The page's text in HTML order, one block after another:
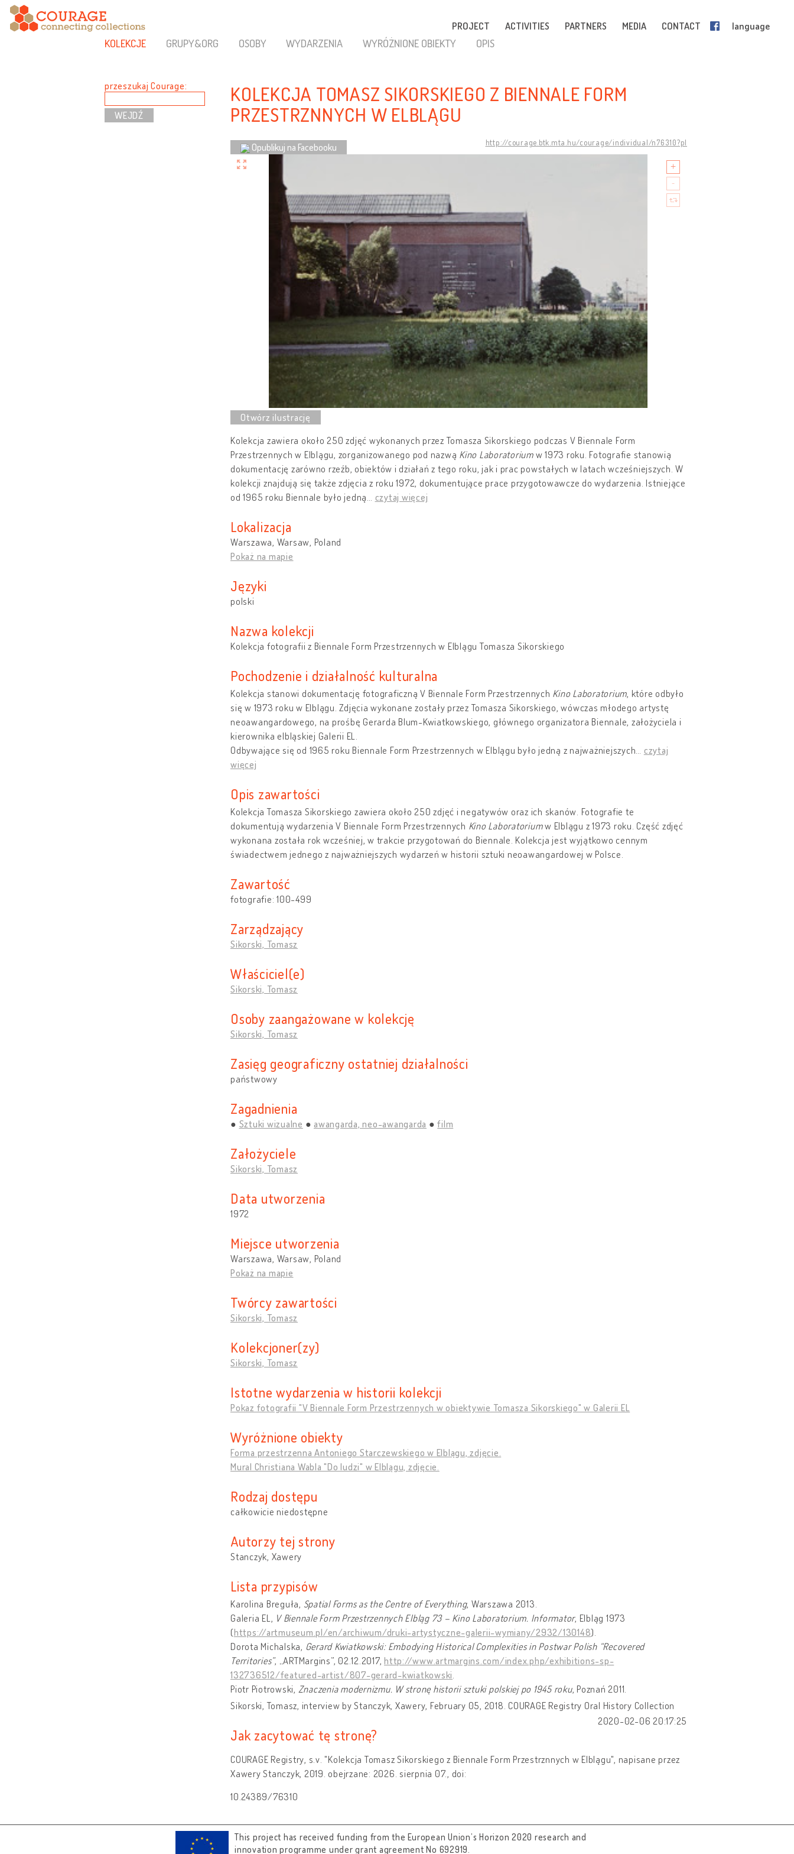
PROJECT ACTIVITIES PARTNERS MEDIA CONTACT language
KOLEKCJE GRUPY&ORG OSOBY WYDARZENIA WYRÓŻNIONE OBIEKTY OPIS
przeszukaj Courage:
KOLEKCJA TOMASZ SIKORSKIEGO Z BIENNALE FORM
PRZESTRZNNYCH W ELBLĄGU
http://courage.btk.mta.hu/courage/individual/n76310?pl
Opublikuj na Facebooku
Kolekcja zawiera około 250 zdjęć wykonanych przez Tomasza Sikorskiego podczas V Biennale Form
Przestrzennych w Elblągu, zorganizowanego pod nazwą Kino Laboratoriumw 1973 roku. Fotografie stanowią
dokumentację zarówno rzeźb, obiektów i działań z tego roku, jak i prac powstałych w latach wcześniejszych. W
kolekcji znajdują się także zdjęcia z roku 1972, dokumentujące prace przygotowawcze do wydarzenia. Istniejące
od 1965 roku Biennale było jedną
czytaj więcej
Lokalizacja
Warszawa, Warsaw, Poland
Pokaż na mapie
Języki
polski
Nazwa kolekcji
Kolekcja fotografii z Biennale Form Przestrzennych w Elblągu Tomasza Sikorskiego
Pochodzenie i działalność kulturalna
Kolekcja stanowi dokumentację fotograficzną V Biennale Form Przestrzennych Kino Laboratorium, które odbyło
się w 1973 roku w Elblągu. Zdjęcia wykonane zostały przez Tomasza Sikorskiego, wówczas młodego artystę
neoawangardowego, na prośbę Gerarda Blum-Kwiatkowskiego, głównego organizatora Biennale, założyciela i
kierownika elbląskiej Galerii EL.
Odbywające się od 1965 roku Biennale Form Przestrzennych w Elblągu było jedną z najważniejszych
czytaj
więcej
Opis zawartości
Kolekcja Tomasza Sikorskiego zawiera około 250 zdjęć i negatywów oraz ich skanów. Fotografie te
dokumentują wydarzenia V Biennale Form Przestrzennych Kino Laboratoriumw Elblągu z 1973 roku. Część zdjęć
wykonana została rok wcześniej, w trakcie przygotowań do Biennale. Kolekcja jest wyjątkowo cennym
świadectwem jednego z najważniejszych wydarzeń w historii sztuki neoawangardowej w Polsce.
Zawartość
fotografie: 100-499
Zarządzający
Sikorski, Tomasz
Właściciel(e)
Sikorski, Tomasz
Osoby zaangażowane w kolekcję
Sikorski, Tomasz
Zasięg geograficzny ostatniej działalności
państwowy
Zagadnienia
Sztuki wizualne awangarda, neo-awangarda film
Założyciele
Sikorski, Tomasz
Data utworzenia
1972
Miejsce utworzenia
Warszawa, Warsaw, Poland
Pokaż na mapie
Twórcy zawartości
Sikorski, Tomasz
Kolekcjoner(zy)
Sikorski, Tomasz
Istotne wydarzenia w historii kolekcji
Pokaz fotografii "V Biennale Form Przestrzennych w obiektywie Tomasza Sikorskiego" w Galerii EL
Wyróżnione obiekty
Forma przestrzenna Antoniego Starczewskiego w Elblągu, zdjęcie.
Mural Christiana Wabla "Do ludzi" w Elblągu, zdjęcie.
Rodzaj dostępu
całkowicie niedostępne
Autorzy tej strony
Stanczyk, Xawery
Lista przypisów
Karolina Breguła, Spatial Forms as the Centre of Everything, Warszawa 2013.
Galeria EL, V Biennale Form Przestrzennych Elbląg 73 – Kino Laboratorium. Informator, Elbląg 1973
(https://artmuseum.pl/en/archiwum/druki-artystyczne-galerii-wymiany/2932/130148).
Dorota Michalska, Gerard Kwiatkowski: Embodying Historical Complexities in Postwar Polish “Recovered
Territories”, „ARTMargins”, 02.12.2017, http://www.artmargins.com/index.php/exhibitions-sp-
132736512/featured-artist/807-gerard-kwiatkowski
Piotr Piotrowski, Znaczenia modernizmu. W stronę historii sztuki polskiej po 1945 roku, Poznań 2011.
Sikorski, Tomasz, interview by Stanczyk, Xawery, February 05, 2018. COURAGE Registry Oral History Collection
2020-02-06 20:17:25
Jak zacytować tę stronę?
COURAGE Registry, s.v. "Kolekcja Tomasz Sikorskiego z Biennale Form Przestrznnych w Elblągu", napisane przez
Xawery Stanczyk, 2019. obejrzane: 2026. sierpnia 07., doi:
10.24389/76310
This project has received funding from the European Union’s Horizon 2020 research and
innovation programme under grant agreement No 692919.